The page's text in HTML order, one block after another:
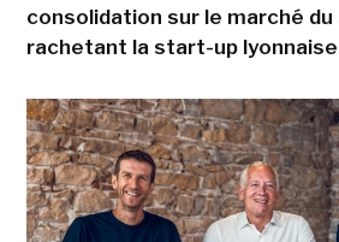
consolidation sur le marché
rachetant la start-up